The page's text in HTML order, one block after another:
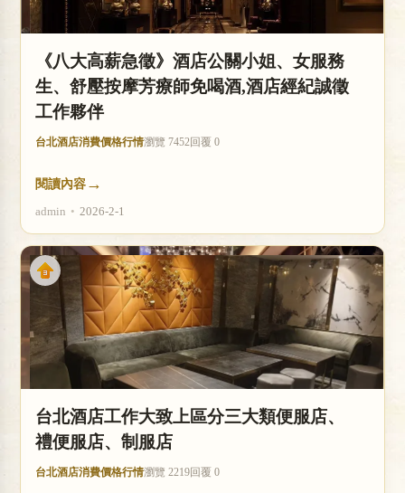
《八大高薪急徵》酒店公關小姐、女服務
生、舒壓按摩芳療師免喝酒,酒店經紀誠徵
工作夥伴
台北酒店消費價格行情瀏覽 7452回覆 0
閱讀內容 →
admin • 2026-2-1
台北酒店工作大致上區分三大類便服店、
禮便服店、制服店
台北酒店消費價格行情瀏覽 2219回覆 0